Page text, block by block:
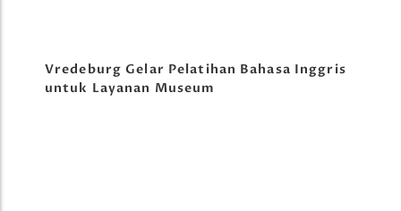
Vredeburg Gelar Pelatihan Bahasa Inggris
untuk Layanan Museum